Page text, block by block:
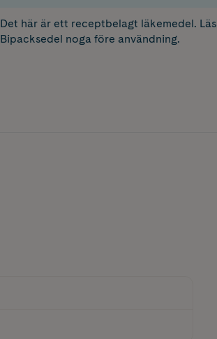
Det här är ett receptbelagt läkemedel. Läs
Bipacksedel noga före användning.